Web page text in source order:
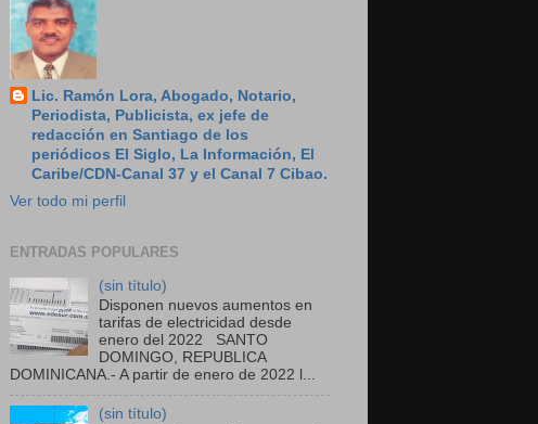
Lic. Ramón Lora, Abogado, Notario,
Periodista, Publicista, ex jefe de
redacción en Santiago de los
periódicos El Siglo, La Información, El
Caribe/CDN-Canal 37 y el Canal 7 Cibao.
Ver todo mi perfil
ENTRADAS POPULARES
(sin título)
Disponen nuevos aumentos en
tarifas de electricidad desde
enero del 2022 SANTO
DOMINGO, REPUBLICA
DOMINICANA.- A partir de enero de 2022 l...
(sin título)